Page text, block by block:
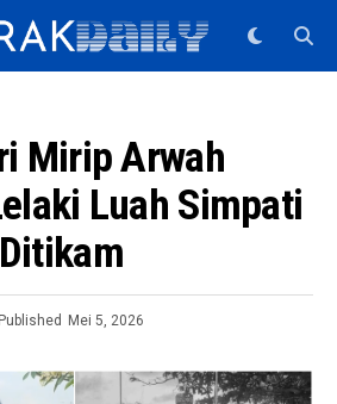
Mirip Arwah
Luah Simpati
Published Mei 5, 2026